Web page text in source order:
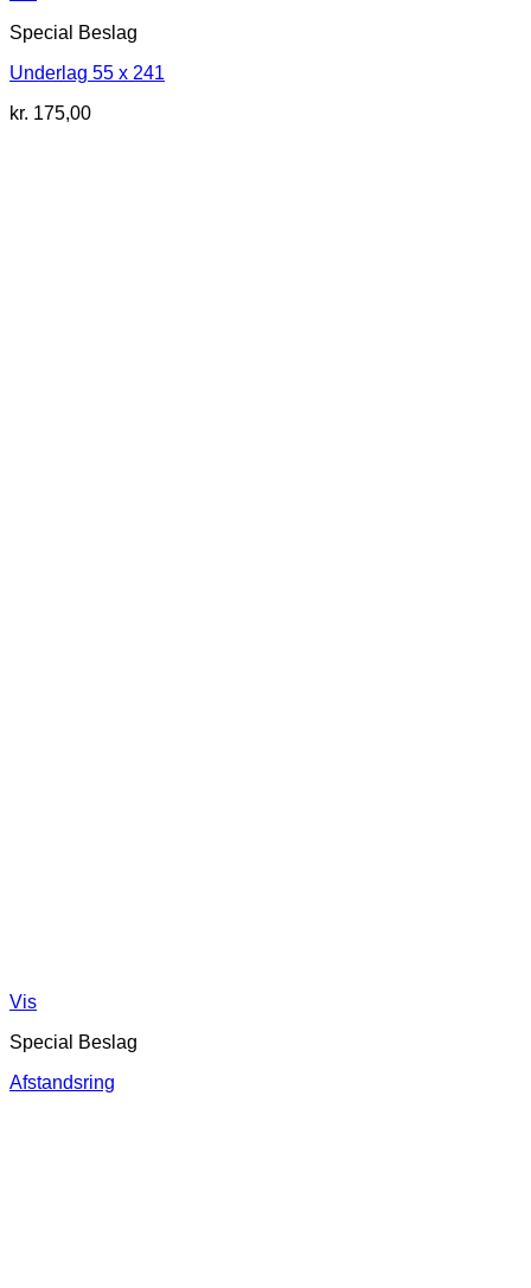
Special Beslag
Underlag 55 x 241
kr. 175,00
Vis
Special Beslag
Afstandsring